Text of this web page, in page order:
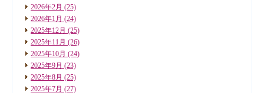
2026年2月 (25)
2026年1月 (24)
2025年12月 (25)
2025年11月 (26)
2025年10月 (24)
2025年9月 (23)
2025年8月 (25)
2025年7月 (27)